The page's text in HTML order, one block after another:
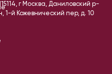
115114, г Москва, Даниловский р-
1-й Кожевнический пер, д. 10